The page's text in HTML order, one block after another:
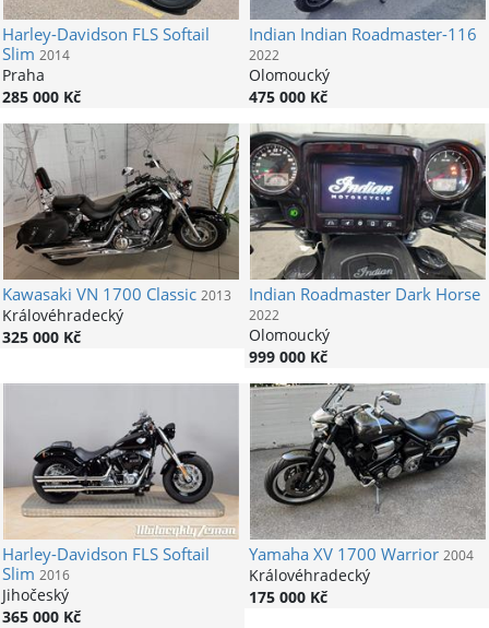
Harley-Davidson FLS Softail
Slim 2014
Praha
285 000 Kč
Indian Indian Roadmaster-116
2022
Olomoucký
475 000 Kč
Kawasaki VN 1700 Classic 2013
Královéhradecký
325 000 Kč
Indian Roadmaster Dark Horse
2022
Olomoucký
999 000 Kč
Harley-Davidson FLS Softail
Slim 2016
Jihočeský
365 000 Kč
YamahaXV 1700 Warrior 2004
Královéhradecký
175 000 Kč